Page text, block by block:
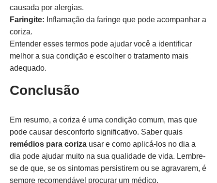
causada por alergias.
Faringite: Inflamação da faringe que pode acompanhar a
coriza.
Entender esses termos pode ajudar você a identificar
melhor a sua condição e escolher o tratamento mais
adequado.
Conclusão
Em resumo, a coriza é uma condição comum, mas que
pode causar desconforto significativo. Saber quais
remédios para coriza usar e como aplicá-los no dia a
dia pode ajudar muito na sua qualidade de vida. Lembre-
se de que, se os sintomas persistirem ou se agravarem, é
sempre recomendável procurar um médico.